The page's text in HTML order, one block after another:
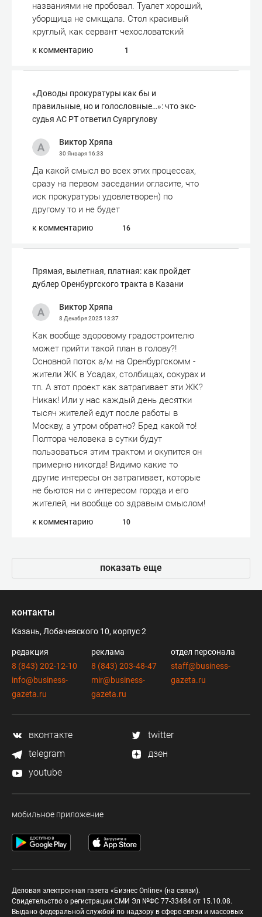
названиями не пробовал. Туалет хороший,
уборщица не смкщала. Стол красивый
круглый, как сервант чехословатский
к комментарию 1
«Доводы прокуратуры как бы и
правильные, но и голословные…»: что экс-
судья АС РТ ответил Суяргулову
Виктор Хряпа
30 Января16:33
Да какой смысл во всех этих процессах,
сразу на первом заседании огласите, что
иск прокуратуры удовлетворен) по
другому то и не будет
к комментарию 16
Прямая, вылетная, платная: как пройдет
дублер Оренбургского тракта в Казани
Виктор Хряпа
8 Декабря 202513:37
Как вообще здоровому градостроителю
может прийти такой план в голову?!
Основной поток а/м на Оренбургскомм -
жители ЖК в Усадах, столбищах, сокурах и
тп. А этот проект как затрагивает эти ЖК?
Никак! Или у нас каждый день десятки
тысяч жителей едут после работы в
Москву, а утром обратно? Бред какой то!
Полтора человека в сутки будут
пользоваться этим трактом и окупится он
примерно никогда! Видимо какие то
другие интересы он затрагивает, которые
не бьются ни с интересом города и его
жителей, ни вообще со здравым смыслом!
к комментарию 10
показать еще
контакты
Казань, Лобачевского 10, корпус 2
редакция
8 (843) 202-12-10
info@business-
gazeta.ru
реклама
8 (843) 203-48-47
mir@business-
gazeta.ru
отдел персонала
staff@business-
gazeta.ru
вконтакте
twitter
telegram
дзен
youtube
мобильное приложение
Деловая электронная газета «Бизнес Online» (на связи).
Свидетельство о регистрации СМИ Эл №ФС 77-33484 от 15.10.08.
Выдано федеральной службой по надзору в сфере связи и массовых